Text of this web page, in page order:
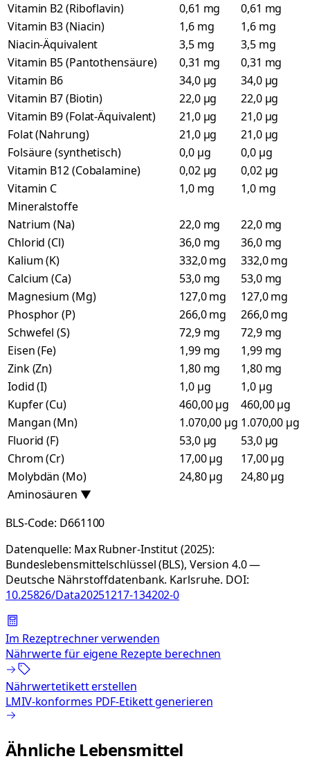
Vitamin B2 (Riboflavin)
0,61 mg
0,61 mg
Vitamin B3 (Niacin)
1,6 mg
1,6 mg
Niacin-Äquivalent
3,5 mg
3,5 mg
Vitamin B5 (Pantothensäure)
0,31 mg
0,31 mg
Vitamin B6
34,0 µg
34,0 µg
Vitamin B7 (Biotin)
22,0 µg
22,0 µg
Vitamin B9 (Folat-Äquivalent)
21,0 µg
21,0 µg
Folat (Nahrung)
21,0 µg
21,0 µg
Folsäure (synthetisch)
0,0 µg
0,0 µg
Vitamin B12 (Cobalamine)
0,02 µg
0,02 µg
Vitamin C
1,0 mg
1,0 mg
Mineralstoffe
Natrium (Na)
22,0 mg
22,0 mg
Chlorid (Cl)
36,0 mg
36,0 mg
Kalium (K)
332,0 mg
332,0 mg
Calcium (Ca)
53,0 mg
53,0 mg
Magnesium (Mg)
127,0 mg
127,0 mg
Phosphor (P)
266,0 mg
266,0 mg
Schwefel (S)
72,9 mg
72,9 mg
Eisen (Fe)
1,99 mg
1,99 mg
Zink (Zn)
1,80 mg
1,80 mg
Iodid (I)
1,0 µg
1,0 µg
Kupfer (Cu)
460,00 µg
460,00 µg
Mangan (Mn)
1.070,00 µg 1.070,00 µg
Fluorid (F)
53,0 µg
53,0 µg
Chrom (Cr)
17,00 µg
17,00 µg
Molybdän (Mo)
24,80 µg
24,80 µg
Aminosäuren ▼
BLS-Code: D661100
Datenquelle: Max Rubner-Institut (2025):
Bundeslebensmittelschlüssel (BLS), Version 4.0 —
Deutsche Nährstoffdatenbank. Karlsruhe. DOI:
10.25826/Data20251217-134202-0
Im Rezeptrechner verwenden
Nährwerte für eigene Rezepte berechnen
Nährwertetikett erstellen
LMIV-konformes PDF-Etikett generieren
Ähnliche Lebensmittel